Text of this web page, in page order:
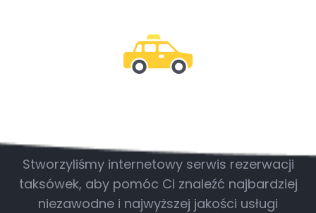
Stworzyliśmy internetowy serwis rezerwacji
taksówek, aby pomóc Ci znaleźć najbardziej
niezawodne i najwyższej jakości usługi